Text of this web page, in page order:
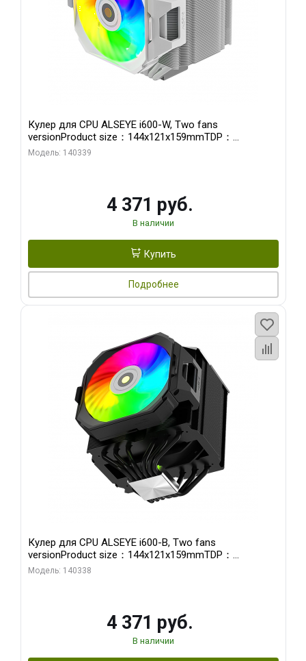
Кулер для CPU ALSEYE i600-W, Two fans
versionProduct size：144x121x159mmTDP：
270WSoldering technology CD textureApplication:Intel：
Модель: 140339
4 371 руб.
В наличии
Купить
Подробнее
Кулер для CPU ALSEYE i600-B, Two fans
versionProduct size：144x121x159mmTDP：
270WSoldering technology CD textureApplication:Intel：
Модель: 140338
4 371 руб.
В наличии